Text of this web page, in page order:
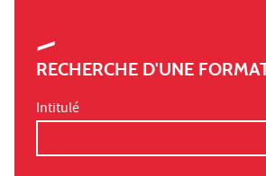
RECHERCHE D'UNE
Intitulé